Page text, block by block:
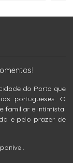
do Porto que
portugueses. O
familiar e intimista.
e pelo prazer de